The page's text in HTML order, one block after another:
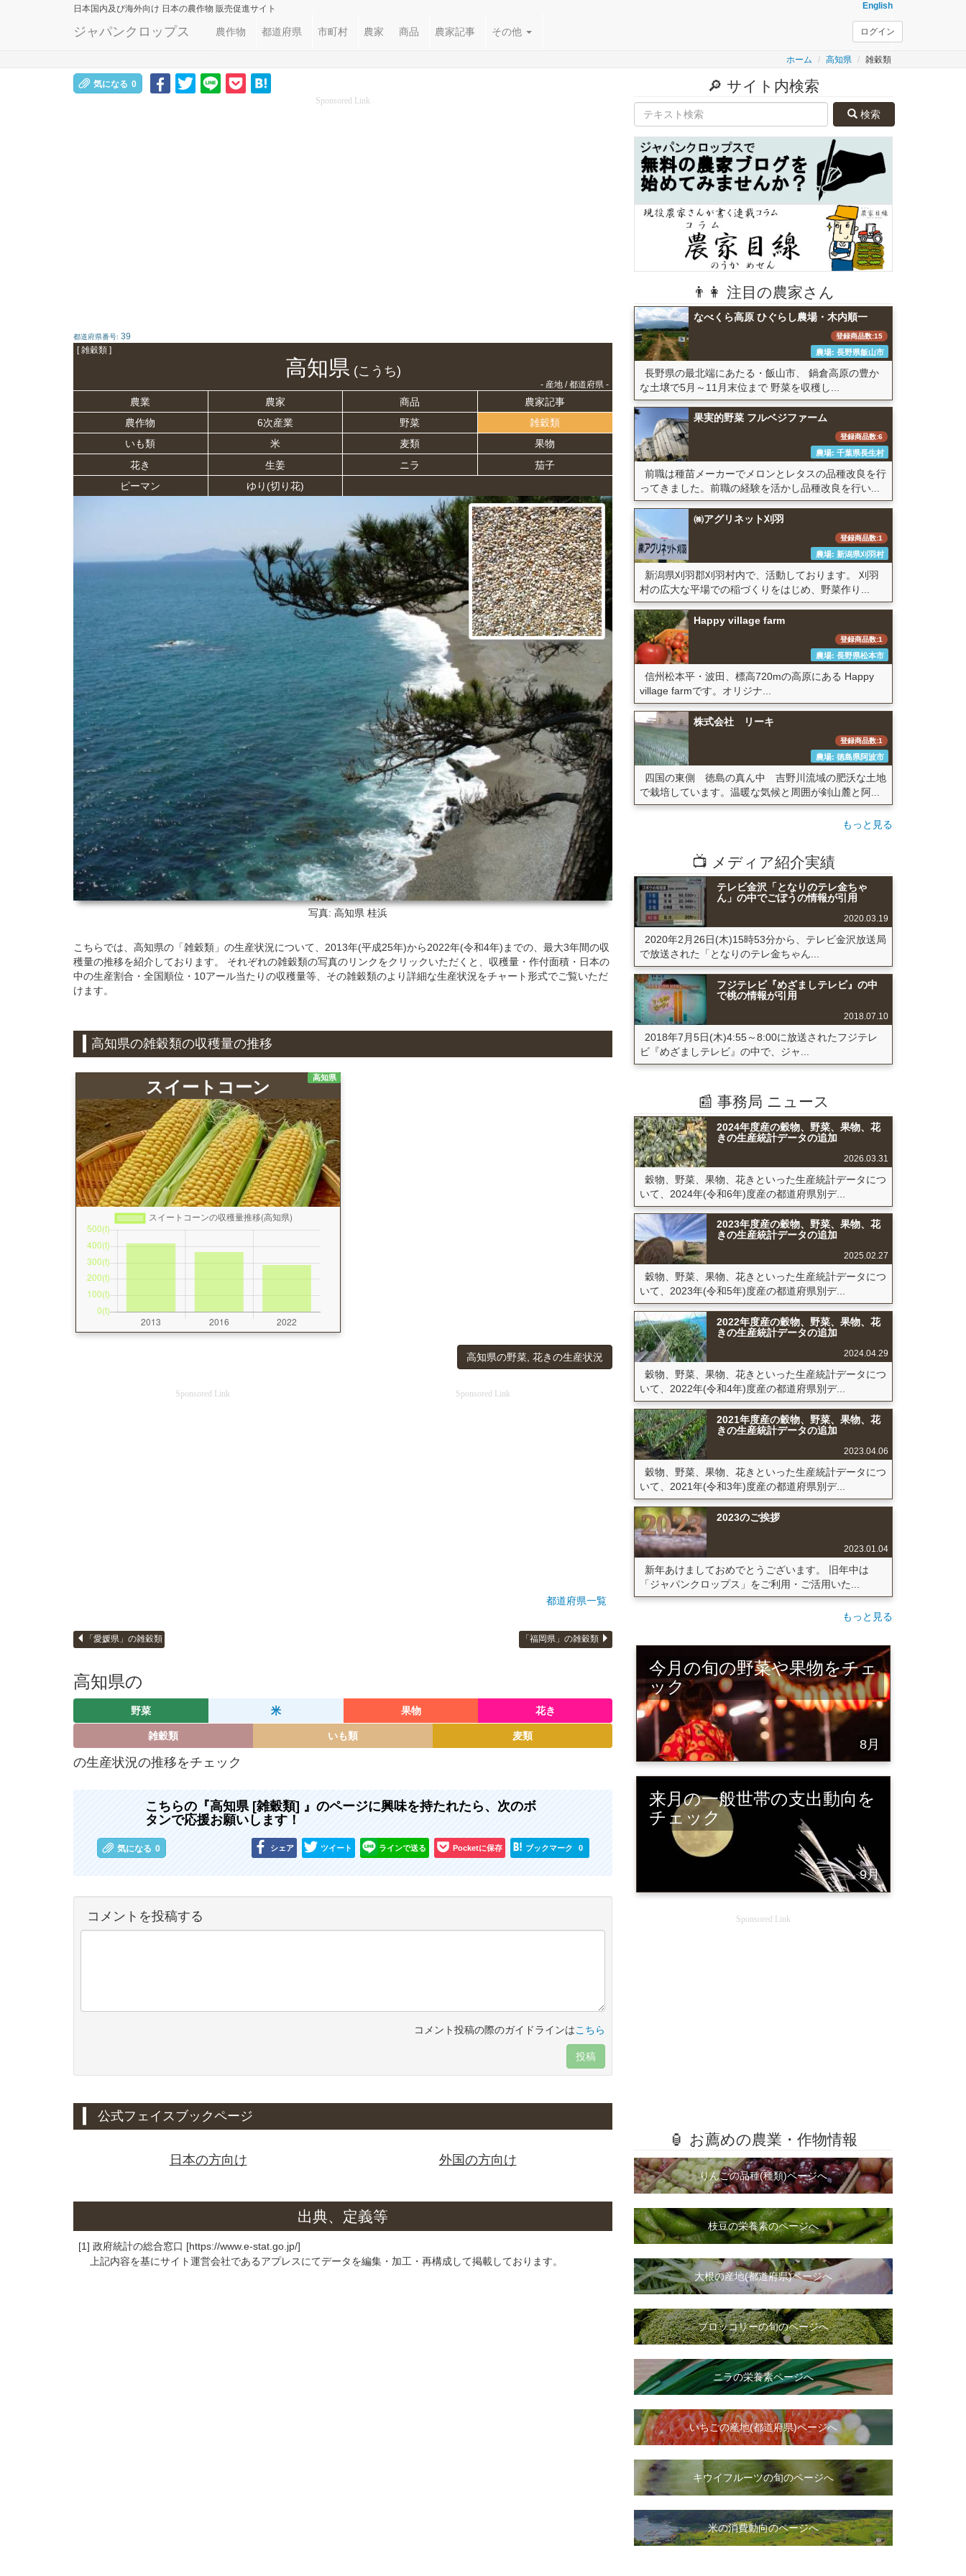
日本国内及び海外向け 日本の農作物 販売促進サイト English
ジャパンクロップス 農作物 都道府県 市町村 農家 商品 農家記事 その他 ログイン
ホーム 高知県 雑穀類
気になる 0
Sponsored Link
都道府県番号: 39
[ 雑穀類 ]
高知県(こうち)
- 産地 / 都道府県 -
農業 農家 商品
農家記事
農作物
6次産業 野菜
雑穀類
いも類
米 麦類
果物
花き
生姜 ニラ
茄子
ピーマン
ゆり(切り花)
写真: 高知県 桂浜
こちらでは、高知県の「雑穀類」の生産状況について、2013年(平成25年)から2022年(令和4年)までの、最大3年間の収
穫量の推移を紹介しております。 それぞれの雑穀類の写真のリンクをクリックいただくと、収穫量・作付面積・日本の
中の生産割合・全国順位・10アール当たりの収穫量等、その雑穀類のより詳細な生産状況をチャート形式でご覧いただ
けます。
高知県の雑穀類の収穫量の推移
高知県
スイートコーン
高知県の野菜, 花きの生産状況
Sponsored Link Sponsored Link
都道府県一覧
「愛媛県」の雑穀類 「福岡県」の雑穀類
高知県の
野菜 米 果物 花き
雑穀類 いも類 麦類
の生産状況の推移をチェック
こちらの『高知県 [雑穀類] 』のページに興味を持たれたら、次のボ
タンで応援お願いします！
気になる 0 シェア ツイート ラインで送る Pocketに保存 ブックマーク 0
コメントを投稿する
コメント投稿の際のガイドラインはこちら
投稿
公式フェイスブックページ
日本の方向け 外国の方向け
出典、定義等
[1] 政府統計の総合窓口 [https://www.e-stat.go.jp/]
上記内容を基にサイト運営会社であるアプレスにてデータを編集・加工・再構成して掲載しております。
🔎 サイト内検索
検索
👨👩 注目の農家さん
なべくら高原 ひぐらし農場・木内順一
登録商品数:15
農場: 長野県飯山市
長野県の最北端にあたる・飯山市、 鍋倉高原の豊か
な土壌で5月～11月末位まで 野菜を収穫し...
果実的野菜 フルベジファーム
登録商品数:6
農場: 千葉県長生村
前職は種苗メーカーでメロンとレタスの品種改良を行
ってきました。前職の経験を活かし品種改良を行い...
㈱アグリネット刈羽
登録商品数:1
農場: 新潟県刈羽村
新潟県刈羽郡刈羽村内で、活動しております。 刈羽
村の広大な平場での稲づくりをはじめ、野菜作り...
Happy village farm
登録商品数:1
農場: 長野県松本市
信州松本平・波田、標高720mの高原にある Happy
village farmです。オリジナ...
株式会社 リーキ
登録商品数:1
農場: 徳島県阿波市
四国の東側 徳島の真ん中 吉野川流域の肥沃な土地
で栽培しています。温暖な気候と周囲が剣山麓と阿...
もっと見る
📺 メディア紹介実績
テレビ金沢「となりのテレ金ちゃ
ん」の中でごぼうの情報が引用
2020.03.19
2020年2月26日(木)15時53分から、テレビ金沢放送局
で放送された「となりのテレ金ちゃん...
フジテレビ『めざましテレビ』の中
で桃の情報が引用
2018.07.10
2018年7月5日(木)4:55～8:00に放送されたフジテレ
ビ『めざましテレビ』の中で、ジャ...
📰 事務局 ニュース
2024年度産の穀物、野菜、果物、花
きの生産統計データの追加
2026.03.31
穀物、野菜、果物、花きといった生産統計データにつ
いて、2024年(令和6年)度産の都道府県別デ...
2023年度産の穀物、野菜、果物、花
きの生産統計データの追加
2025.02.27
穀物、野菜、果物、花きといった生産統計データにつ
いて、2023年(令和5年)度産の都道府県別デ...
2022年度産の穀物、野菜、果物、花
きの生産統計データの追加
2024.04.29
穀物、野菜、果物、花きといった生産統計データにつ
いて、2022年(令和4年)度産の都道府県別デ...
2021年度産の穀物、野菜、果物、花
きの生産統計データの追加
2023.04.06
穀物、野菜、果物、花きといった生産統計データにつ
いて、2021年(令和3年)度産の都道府県別デ...
2023のご挨拶
2023.01.04
新年あけましておめでとうございます。 旧年中は
「ジャパンクロップス」をご利用・ご活用いた...
もっと見る
今月の旬の野菜や果物をチェ
ック
8月
来月の一般世帯の支出動向を
チェック
9月
Sponsored Link
🏮 お薦めの農業・作物情報
りんごの品種(種類)ページへ
枝豆の栄養素のページへ
大根の産地(都道府県)ページへ
ブロッコリーの旬のページへ
ニラの栄養素ページへ
いちごの産地(都道府県)ページへ
キウイフルーツの旬のページへ
米の消費動向のページへ